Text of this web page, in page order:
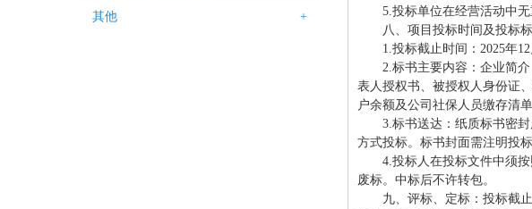
+
其他
5.投标单位在经营活动中无
八、项目投标时间及投标
1.投标截止时间：2025年
2.标书主要内容：企业简
表人授权书、被授权人身份证
户余额及公司社保人员缴存清单
3.标书送达：纸质标书密
方式投标。标书封面需注明投
4.投标人在投标文件中须
废标。中标后不许转包。
九、评标、定标：投标截